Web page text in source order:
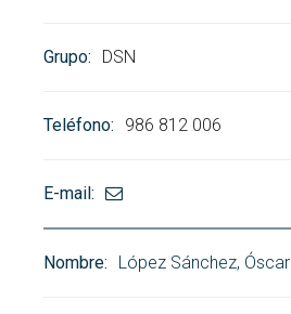
DSN
986 812 006
López Sánchez, Óscar